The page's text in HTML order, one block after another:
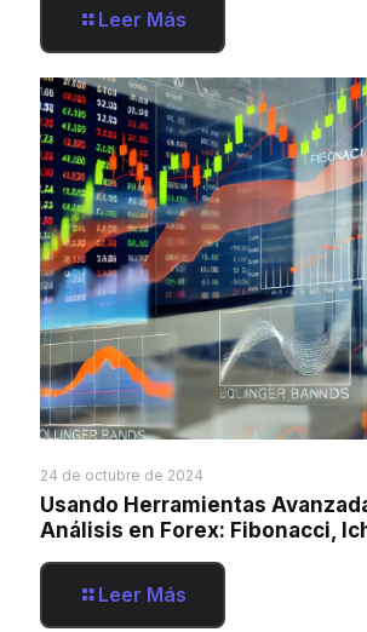
Leer Más
24 de octubre de 2024
Usando Herramientas
Análisis en Forex: Fibonacci,
Leer Más